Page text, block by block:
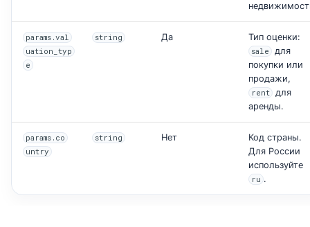
params.val
uation_typ
e
string Да Тип оценки:
sale
для
покупки или
продажи,
rent для
аренды.
params.co
untry
string Нет
Код страны.
Для России
используйте
ru .